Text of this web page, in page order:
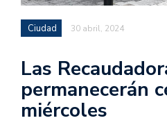
Ciudad 30 abril, 2024
Las
permanecerán
miércoles